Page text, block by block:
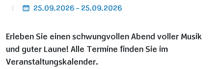
25.09.2026 - 25.09.2026
Erleben Sie einen schwungvollen Abend voller Musik
und guter Laune! Alle Termine finden Sie im
Veranstaltungskalender.